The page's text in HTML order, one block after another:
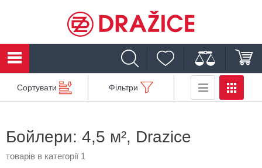
Сортувати Фільтри
Бойлери: 4,5 м², Drazice
товарів в категорії 1